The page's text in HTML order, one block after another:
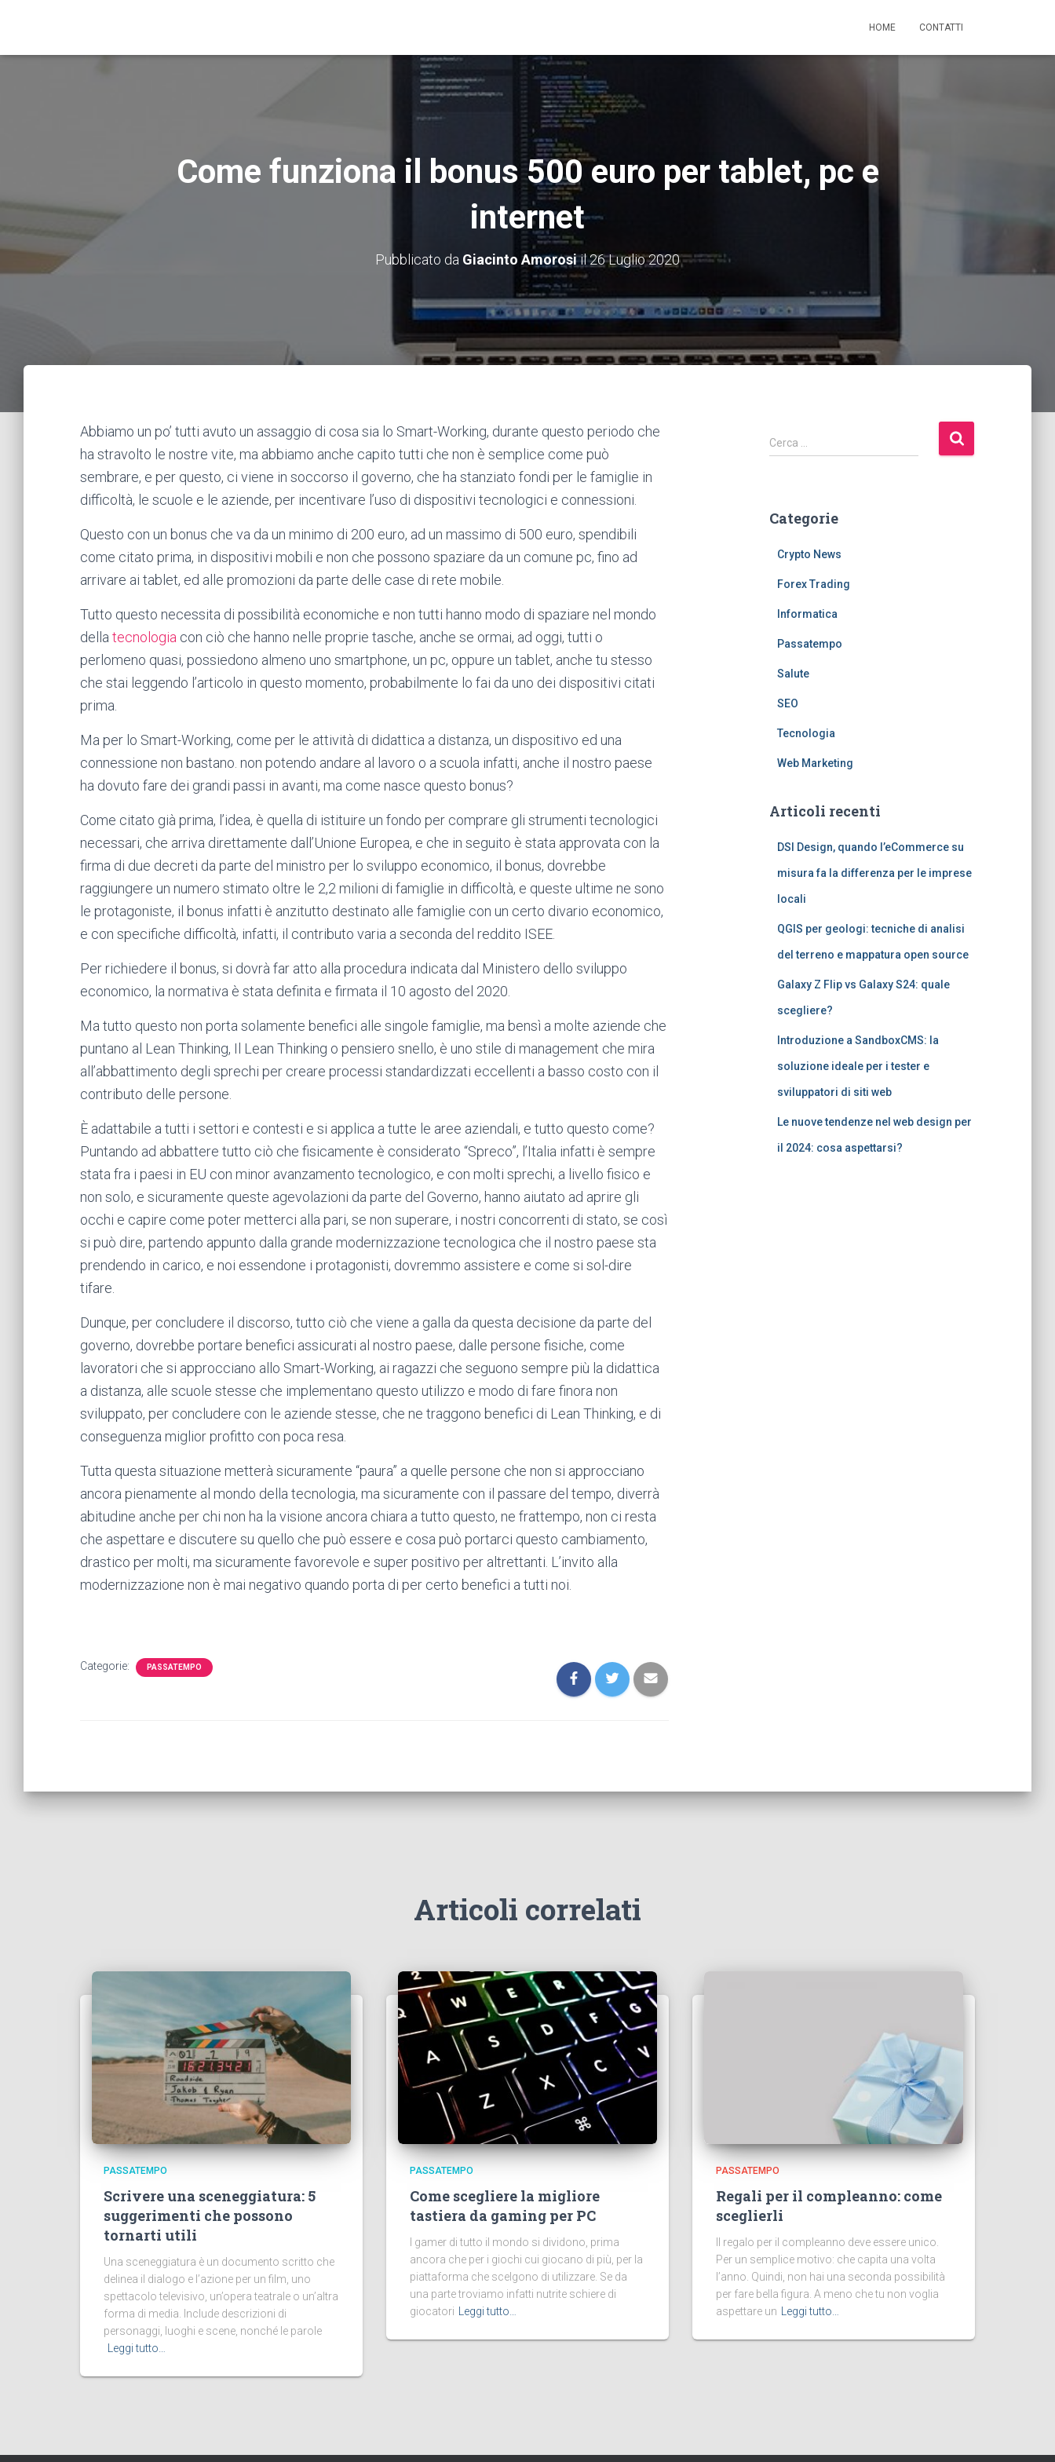
HOME CONTATTI
Come funziona il bonus 500 euro per tablet, pc e
internet
Pubblicato da Giacinto Amorosiil26 Luglio 2020
Abbiamo un po’ tutti avuto un assaggio di cosa sia lo Smart-Working, durante questo periodo che
ha stravolto le nostre vite, ma abbiamo anche capito tutti che non è semplice come può
sembrare, e per questo, ci viene in soccorso il governo, che ha stanziato fondi per le famiglie in
difficoltà, le scuole e le aziende, per incentivare l’uso di dispositivi tecnologici e connessioni.
Questo con un bonus che va da un minimo di 200 euro, ad un massimo di 500 euro, spendibili
come citato prima, in dispositivi mobili e non che possono spaziare da un comune pc, fino ad
arrivare ai tablet, ed alle promozioni da parte delle case di rete mobile.
Tutto questo necessita di possibilità economiche e non tutti hanno modo di spaziare nel mondo
della tecnologia con ciò che hanno nelle proprie tasche, anche se ormai, ad oggi, tutti o
perlomeno quasi, possiedono almeno uno smartphone, un pc, oppure un tablet, anche tu stesso
che stai leggendo l’articolo in questo momento, probabilmente lo fai da uno dei dispositivi citati
prima.
Ma per lo Smart-Working, come per le attività di didattica a distanza, un dispositivo ed una
connessione non bastano. non potendo andare al lavoro o a scuola infatti, anche il nostro paese
ha dovuto fare dei grandi passi in avanti, ma come nasce questo bonus?
Come citato già prima, l’idea, è quella di istituire un fondo per comprare gli strumenti tecnologici
necessari, che arriva direttamente dall’Unione Europea, e che in seguito è stata approvata con la
firma di due decreti da parte del ministro per lo sviluppo economico, il bonus, dovrebbe
raggiungere un numero stimato oltre le 2,2 milioni di famiglie in difficoltà, e queste ultime ne sono
le protagoniste, il bonus infatti è anzitutto destinato alle famiglie con un certo divario economico,
e con specifiche difficoltà, infatti, il contributo varia a seconda del reddito ISEE.
Per richiedere il bonus, si dovrà far atto alla procedura indicata dal Ministero dello sviluppo
economico, la normativa è stata definita e firmata il 10 agosto del 2020.
Ma tutto questo non porta solamente benefici alle singole famiglie, ma bensì a molte aziende che
puntano al Lean Thinking, Il Lean Thinking o pensiero snello, è uno stile di management che mira
all’abbattimento degli sprechi per creare processi standardizzati eccellenti a basso costo con il
contributo delle persone.
È adattabile a tutti i settori e contesti e si applica a tutte le aree aziendali, e tutto questo come?
Puntando ad abbattere tutto ciò che fisicamente è considerato “Spreco”, l’Italia infatti è sempre
stata fra i paesi in EU con minor avanzamento tecnologico, e con molti sprechi, a livello fisico e
non solo, e sicuramente queste agevolazioni da parte del Governo, hanno aiutato ad aprire gli
occhi e capire come poter metterci alla pari, se non superare, i nostri concorrenti di stato, se così
si può dire, partendo appunto dalla grande modernizzazione tecnologica che il nostro paese sta
prendendo in carico, e noi essendone i protagonisti, dovremmo assistere e come si sol-dire
tifare.
Dunque, per concludere il discorso, tutto ciò che viene a galla da questa decisione da parte del
governo, dovrebbe portare benefici assicurati al nostro paese, dalle persone fisiche, come
lavoratori che si approcciano allo Smart-Working, ai ragazzi che seguono sempre più la didattica
a distanza, alle scuole stesse che implementano questo utilizzo e modo di fare finora non
sviluppato, per concludere con le aziende stesse, che ne traggono benefici di Lean Thinking, e di
conseguenza miglior profitto con poca resa.
Tutta questa situazione metterà sicuramente “paura” a quelle persone che non si approcciano
ancora pienamente al mondo della tecnologia, ma sicuramente con il passare del tempo, diverrà
abitudine anche per chi non ha la visione ancora chiara a tutto questo, ne frattempo, non ci resta
che aspettare e discutere su quello che può essere e cosa può portarci questo cambiamento,
drastico per molti, ma sicuramente favorevole e super positivo per altrettanti. L’invito alla
modernizzazione non è mai negativo quando porta di per certo benefici a tutti noi.
Categorie: PASSATEMPO
R
i
c
Cerca …
Categorie
Crypto News
Forex Trading
Informatica
Passatempo
Salute
SEO
Tecnologia
Web Marketing
Articoli recenti
DSI Design, quando l’eCommerce su
misura fa la differenza per le imprese
locali
QGIS per geologi: tecniche di analisi
del terreno e mappatura open source
Galaxy Z Flip vs Galaxy S24: quale
scegliere?
Introduzione a SandboxCMS: la
soluzione ideale per i tester e
sviluppatori di siti web
Le nuove tendenze nel web design per
il 2024: cosa aspettarsi?
Articoli correlati
PASSATEMPO
Scrivere una sceneggiatura: 5
suggerimenti che possono
tornarti utili
Una sceneggiatura è un documento scritto che
delinea il dialogo e l’azione per un film, uno
spettacolo televisivo, un’opera teatrale o un’altra
forma di media. Include descrizioni di
personaggi, luoghi e scene, nonché le parole
Leggi tutto…
PASSATEMPO
Come scegliere la migliore
tastiera da gaming per PC
I gamer di tutto il mondo si dividono, prima
ancora che per i giochi cui giocano di più, per la
piattaforma che scelgono di utilizzare. Se da
una parte troviamo infatti nutrite schiere di
giocatori
Leggi tutto…
PASSATEMPO
Regali per il compleanno: come
sceglierli
Il regalo per il compleanno deve essere unico.
Per un semplice motivo: che capita una volta
l’anno. Quindi, non hai una seconda possibilità
per fare bella figura. A meno che tu non voglia
aspettare un
Leggi tutto…